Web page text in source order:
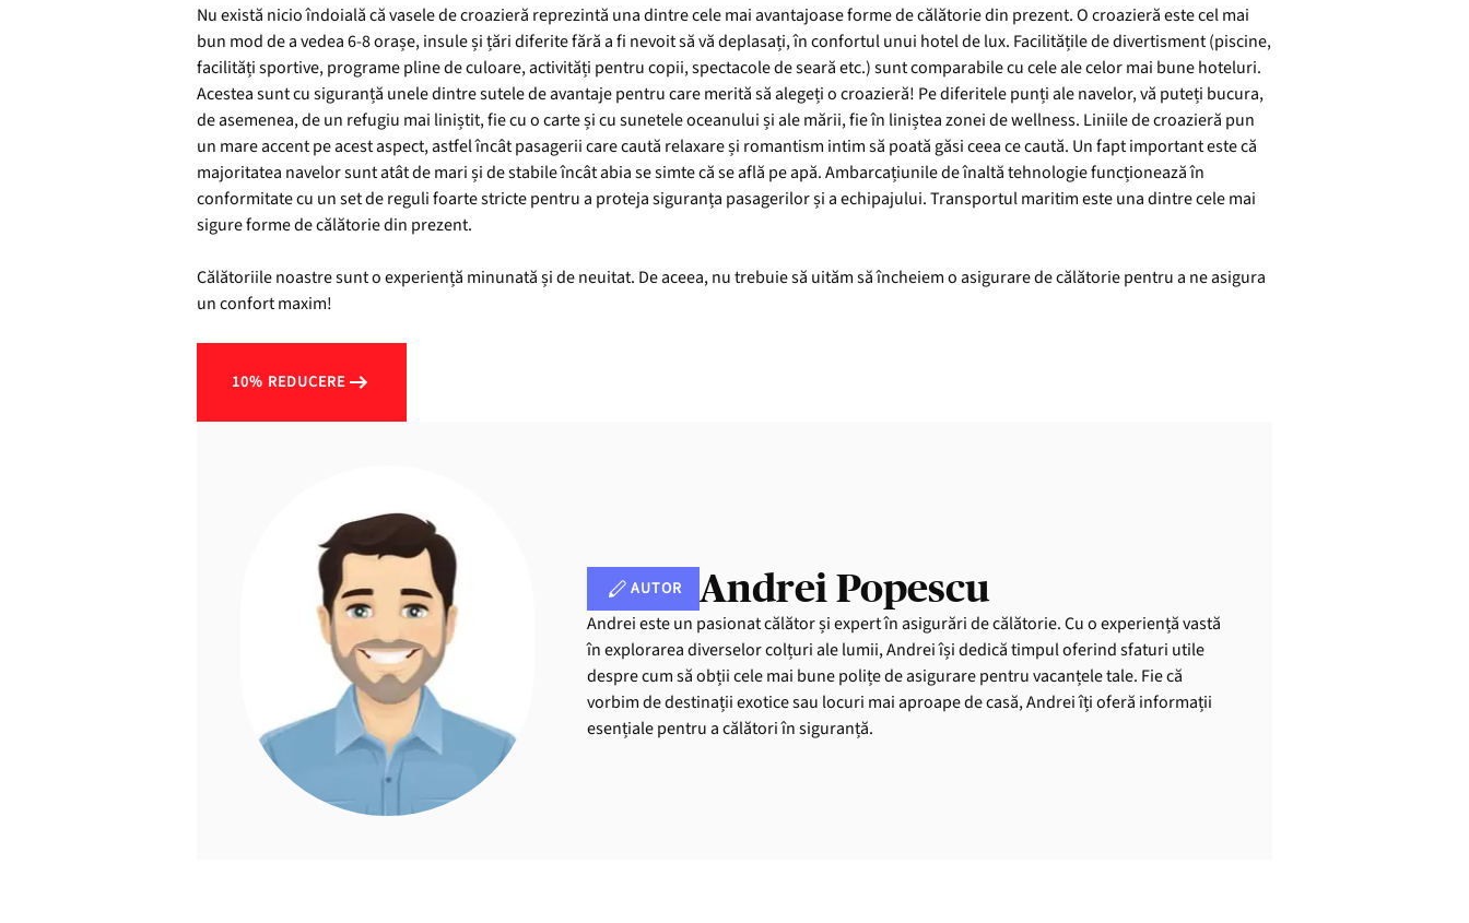
Nu există nicio îndoială că vasele de croazieră reprezintă una dintre cele mai avantajoase forme de călătorie din prezent. O croazieră este cel mai
bun mod de a vedea 6-8 orașe, insule și țări diferite fără a fi nevoit să vă deplasați, în confortul unui hotel de lux. Facilitățile de divertisment (piscine,
facilități sportive, programe pline de culoare, activități pentru copii, spectacole de seară etc.) sunt comparabile cu cele ale celor mai bune hoteluri.
Acestea sunt cu siguranță unele dintre sutele de avantaje pentru care merită să alegeți o croazieră! Pe diferitele punți ale navelor, vă puteți bucura,
de asemenea, de un refugiu mai liniștit, fie cu o carte și cu sunetele oceanului și ale mării, fie în liniștea zonei de wellness. Liniile de croazieră pun
un mare accent pe acest aspect, astfel încât pasagerii care caută relaxare și romantism intim să poată găsi ceea ce caută. Un fapt important este că
majoritatea navelor sunt atât de mari și de stabile încât abia se simte că se află pe apă. Ambarcațiunile de înaltă tehnologie funcționează în
conformitate cu un set de reguli foarte stricte pentru a proteja siguranța pasagerilor și a echipajului. Transportul maritim este una dintre cele mai
sigure forme de călătorie din prezent.
Călătoriile noastre sunt o experiență minunată și de neuitat. De aceea, nu trebuie să uităm să încheiem o asigurare de călătorie pentru a ne asigura
un confort maxim!
10% REDUCERE
AUTOR Andrei Popescu
Andrei este un pasionat călător și expert în asigurări de călătorie. Cu o experiență vastă
în explorarea diverselor colțuri ale lumii, Andrei își dedică timpul oferind sfaturi utile
despre cum să obții cele mai bune polițe de asigurare pentru vacanțele tale. Fie că
vorbim de destinații exotice sau locuri mai aproape de casă, Andrei îți oferă informații
esențiale pentru a călători în siguranță.